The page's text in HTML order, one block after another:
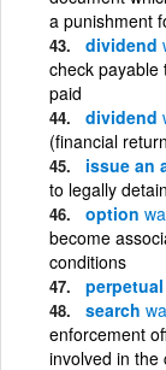
a punishment
dividend
check payable
paid
dividend
(financial
issue an
to legally
option
become
conditions
perpetual
search
enforcement
involved in the